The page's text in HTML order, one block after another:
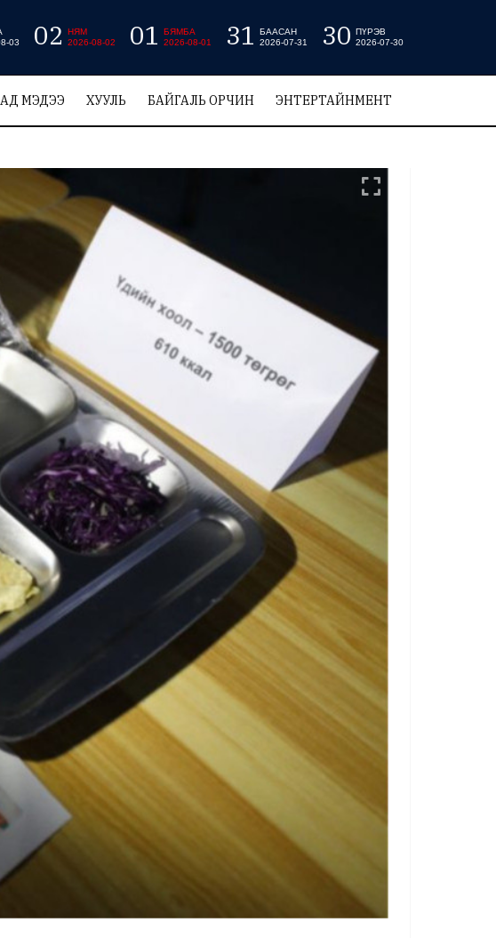
03
02
НЯМ
2026-08-02
01
БЯМБА
2026-08-01
31
БААСАН
2026-07-31
30 ПҮРЭВ
2026-07-30
МЭДЭЭ ХУУЛЬ БАЙГАЛЬ ОРЧИН ЭНТЕРТАЙНМЕНТ